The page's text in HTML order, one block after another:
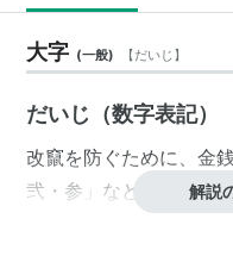
大字 (一般) 【だいじ 】
だいじ（数字表記）
改竄を防ぐために、金
弐・参」などの数字解説